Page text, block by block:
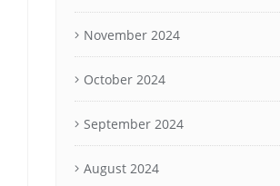
November 2024
October 2024
September 2024
August 2024